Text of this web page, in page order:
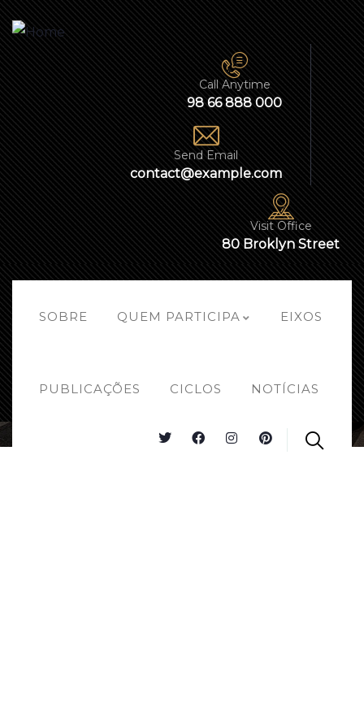
Call Anytime
98 66 888 000
Send Email
contact@example.com
Visit Office
80 Broklyn Street
SOBRE QUEM PARTICIPA EIXOS
PUBLICAÇÕES CICLOS NOTÍCIAS